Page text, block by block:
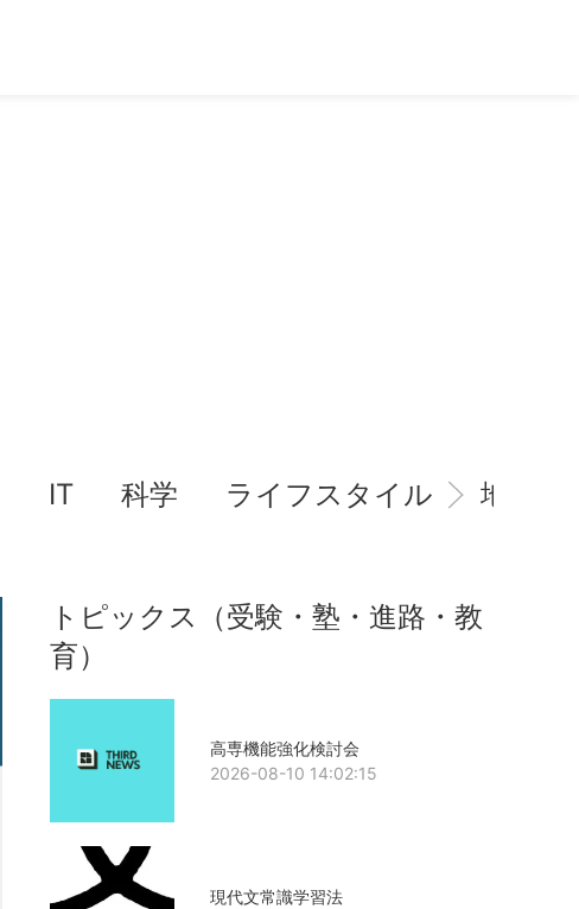
IT 科学 ライフスタイル 地域情
トピックス（受験・塾・進路・教
育）
高専機能強化検討会
2026-08-10 14:02:15
現代文常識学習法